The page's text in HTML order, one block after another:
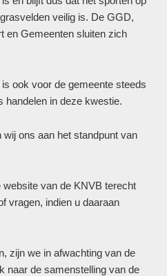
veilig is. De GGD,
en Gemeenten sluiten zich
ook voor de gemeente steeds
handelen in deze kwestie.
ons aan het standpunt van
van de KNVB terecht
vragen, indien u daaraan
zijn we in afwachting van de
naar de samenstelling van de